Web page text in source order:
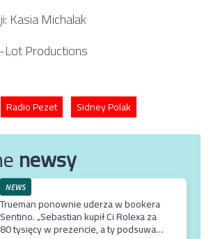
Kasia Michalak
Lot Productions
Radio Pezet Sidney Polak
newsy
NEWS
Trueman ponownie uderza w bookera
Sentino. „Sebastian kupił Ci Rolexa za
80 tysięcy w prezencie, a ty podsuwasz